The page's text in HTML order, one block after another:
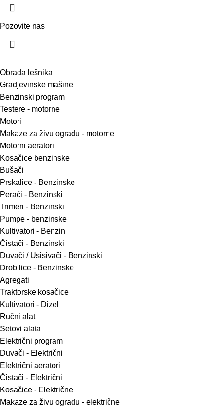
Obrada lešnika
Gradjevinske mašine
Benzinski program
Testere - motorne
Motori
Makaze za živu ogradu - motorne
Motorni aeratori
Kosačice benzinske
Bušači
Prskalice - Benzinske
Perači - Benzinski
Trimeri - Benzinski
Pumpe - benzinske
Kultivatori - Benzin
Čistači - Benzinski
Duvači / Usisivači - Benzinski
Drobilice - Benzinske
Agregati
Traktorske kosačice
Kultivatori - Dizel
Ručni alati
Setovi alata
Električni program
Duvači - Električni
Električni aeratori
Čistači - Električni
Kosačice - Električne
Makaze za živu ogradu - električne
Pozovite nas